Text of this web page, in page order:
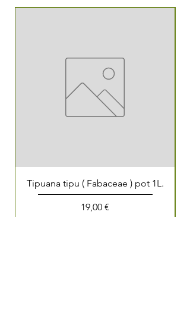
Tipuana tipu ( Fabaceae ) pot 1L.
Prix
19,00 €